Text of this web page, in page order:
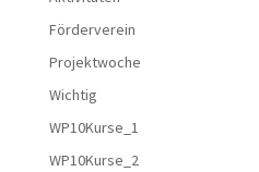
Förderverein
Projektwoche
Wichtig
WP10Kurse_1
WP10Kurse_2